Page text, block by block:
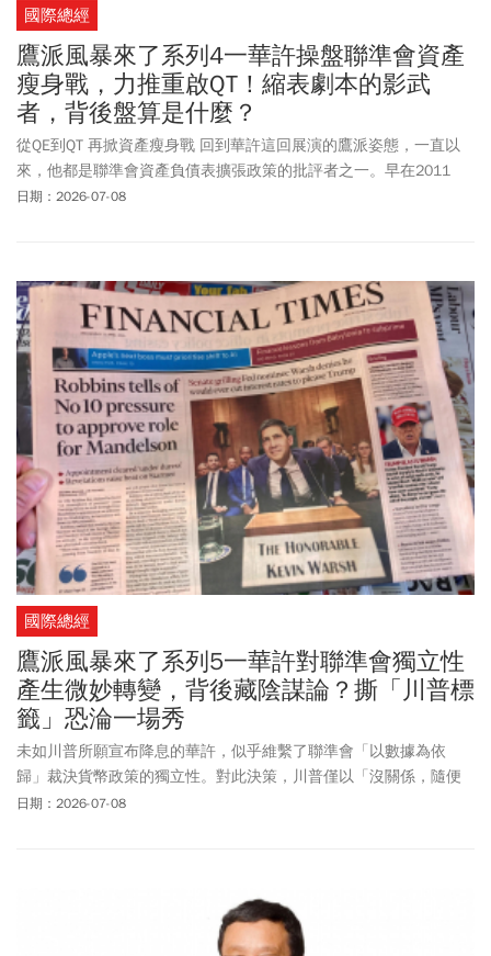
國際總經
鷹派風暴來了系列4一華許操盤聯準會資產
瘦身戰，力推重啟QT！縮表劇本的影武
者，背後盤算是什麼？
從QE到QT 再掀資產瘦身戰 回到華許這回展演的鷹派姿態，一直以
來，他都是聯準會資產負債表擴張政策的批評者之一。早在2011
年，華許便因為反對聯準會啟動第二輪量化寬鬆（QE 2）而離開聯
日期：2026-07-08
國際總經
鷹派風暴來了系列5一華許對聯準會獨立性
產生微妙轉變，背後藏陰謀論？撕「川普標
籤」恐淪一場秀
未如川普所願宣布降息的華許，似乎維繫了聯準會「以數據為依
歸」裁決貨幣政策的獨立性。對此決策，川普僅以「沒關係，隨便
吧（Whatever）」簡短回應。市場解讀，川普對華許的包容，一方
日期：2026-07-08